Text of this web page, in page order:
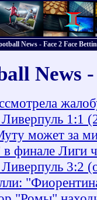
News - Face 2 Face
News
1:1
может за
в финале Лиги
3:2